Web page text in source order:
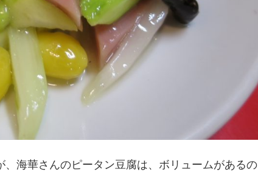
海華さんのピータン豆腐は、ボリュームがあるの